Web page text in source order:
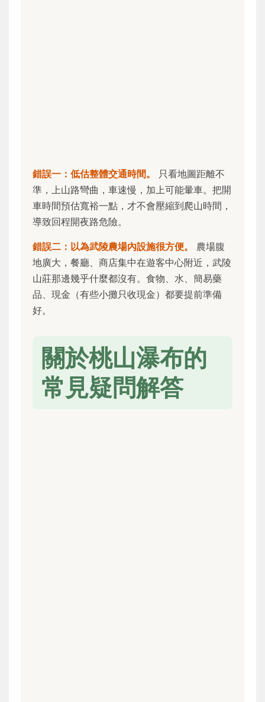
錯誤一：低估整體交通時間。
只看地圖距離不
準，上山路彎曲，車速慢，加上可能暈車。把開
車時間預估寬裕一點，才不會壓縮到爬山時間，
導致回程開夜路危險。
錯誤二：以為武陵農場內設施很方便。
農場腹
地廣大，餐廳、商店集中在遊客中心附近，武陵
山莊那邊幾乎什麼都沒有。食物、水、簡易藥
品、現金（有些小攤只收現金）都要提前準備
好。
關於桃山瀑布的
常見疑問解答